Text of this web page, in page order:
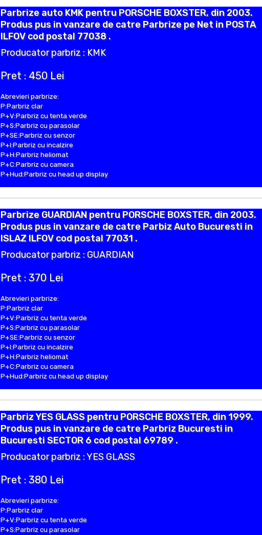
Parbrize auto KMK pentru PORSCHE BOXSTER, din 2003.
Produs pus in vanzare de catre Parbrize pe Net in POSTA
ILFOV cod postal 77038 .
Producator parbriz : KMK
Pret : 450 Lei
Abrevieri parbrize:
P:Parbriz clar
P+V:Parbriz cu tenta verde
P+S:Parbriz cu parasolar
P+SE:Parbriz cu senzor
P+I:Parbriz cu incalzire
P+H:Parbriz heliomat
P+C:Parbriz cu camera
P+Hud:Parbriz cu head up display
Parbrize GUARDIAN pentru PORSCHE BOXSTER, din 2003.
Produs pus in vanzare de catre Parbiz Auto Bucuresti in
ISLAZ ILFOV cod postal 77031 .
Producator parbriz : GUARDIAN
Pret : 370 Lei
Abrevieri parbrize:
P:Parbriz clar
P+V:Parbriz cu tenta verde
P+S:Parbriz cu parasolar
P+SE:Parbriz cu senzor
P+I:Parbriz cu incalzire
P+H:Parbriz heliomat
P+C:Parbriz cu camera
P+Hud:Parbriz cu head up display
Parbriz YES GLASS pentru PORSCHE BOXSTER, din 1999.
Produs pus in vanzare de catre Parbriz Bucuresti in
Bucuresti SECTOR 6 cod postal 69789 .
Producator parbriz : YES GLASS
Pret : 380 Lei
Abrevieri parbrize:
P:Parbriz clar
P+V:Parbriz cu tenta verde
P+S:Parbriz cu parasolar